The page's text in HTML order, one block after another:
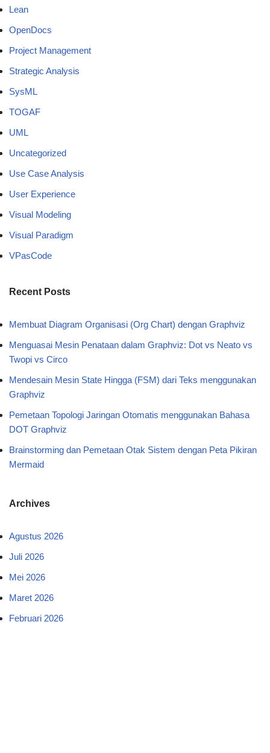
Lean
OpenDocs
Project Management
Strategic Analysis
SysML
TOGAF
UML
Uncategorized
Use Case Analysis
User Experience
Visual Modeling
Visual Paradigm
VPasCode
Recent Posts
Membuat Diagram Organisasi (Org Chart) dengan Graphviz
Menguasai Mesin Penataan dalam Graphviz: Dot vs Neato vs
Twopi vs Circo
Mendesain Mesin State Hingga (FSM) dari Teks menggunakan
Graphviz
Pemetaan Topologi Jaringan Otomatis menggunakan Bahasa
DOT Graphviz
Brainstorming dan Pemetaan Otak Sistem dengan Peta Pikiran
Mermaid
Archives
Agustus 2026
Juli 2026
Mei 2026
Maret 2026
Februari 2026